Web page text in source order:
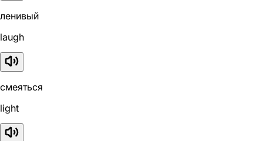
ленивый
laugh
смеяться
light